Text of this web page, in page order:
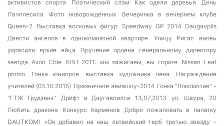
активистов спорта Поэтический слэм Как одели деревья
День
Лачплесиса
Фото новорожденных
Вечеринка в вечернем клубе
Queen-2
Выставка восковых фигур
Speedway GP 2014 Daugavpils
Двести ангелов в однокомнатной квартире
Улицу Ригас вновь
украсили яркие яйца
Вручение ордена генеральному директору
завода Axon Cble
КВН-2011: мы зажигаем, вы горите
Nissan Leaf
promo
Гонка юниоров выставка художника пена
Награждение
учителей (05.10.2015) Празничное авиашоу-2014 Гонка "Локомотив" -
"ГТЖ Грудзёнз"
Дрифт в Даугавпилсе 13,07,2013
ул. Шаура, 20
Любить дракона
Конкурс барменов
Добро пожаловать в палатку
DAUTKOM!
«Он добавил на наш латвийский герб третью звезду –